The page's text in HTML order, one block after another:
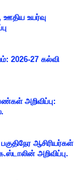
ஊதிய உயர்வு
2026-27 கல்வி
அறிவிப்பு:
ஆசிரியர்கள்
அறிவிப்பு.